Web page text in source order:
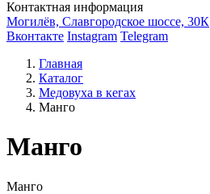
Контактная информация
Могилёв, Славгородское шоссе, 30К
Вконтакте Instagram Telegram
Главная
Каталог
Медовуха в кегах
Манго
Манго
Манго